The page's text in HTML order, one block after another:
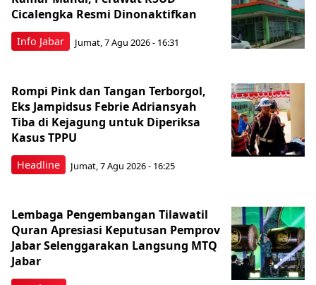
Info Jabar
Cicalengka Resmi Dinonaktifkan
Jumat, 7 Agu 2026 - 16:31
Headline
Rompi Pink dan Tangan Terborgol,
Eks Jampidsus Febrie Adriansyah
Tiba di Kejagung untuk Diperiksa
Kasus TPPU
Jumat, 7 Agu 2026 - 16:25
Lembaga Pengembangan Tilawatil
Quran Apresiasi Keputusan Pemprov
Jabar Selenggarakan Langsung MTQ
Jabar